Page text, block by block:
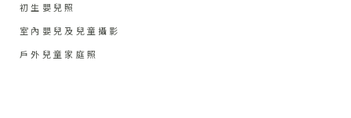
初生嬰兒照
室內嬰兒及兒童攝影
戶外兒童家庭照